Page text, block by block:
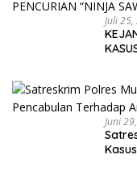
Juli
Juni